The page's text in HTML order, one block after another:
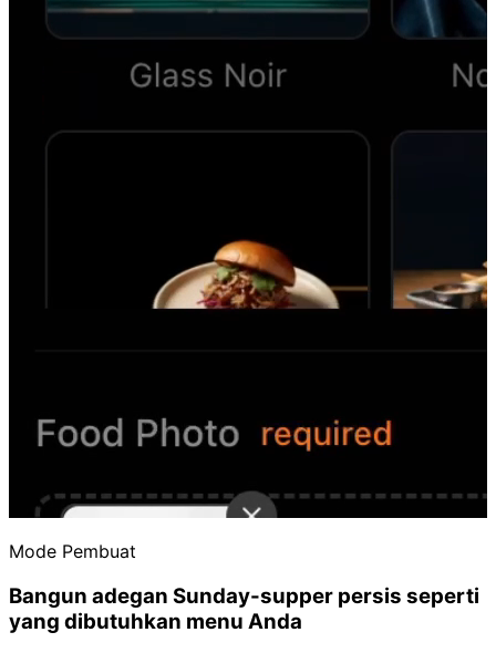
Mode Pembuat
Bangun adegan Sunday-supper persis seperti
yang dibutuhkan menu Anda